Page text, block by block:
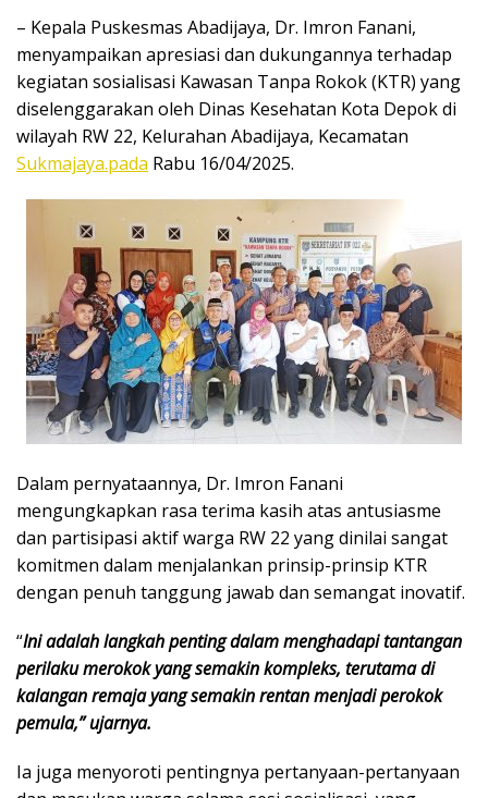
– Kepala Puskesmas Abadijaya, Dr. Imron Fanani,
menyampaikan apresiasi dan dukungannya terhadap
kegiatan sosialisasi Kawasan Tanpa Rokok (KTR) yang
diselenggarakan oleh Dinas Kesehatan Kota Depok di
wilayah RW 22, Kelurahan Abadijaya, Kecamatan
Sukmajaya.pada Rabu 16/04/2025.
Dalam pernyataannya, Dr. Imron Fanani
mengungkapkan rasa terima kasih atas antusiasme
dan partisipasi aktif warga RW 22 yang dinilai sangat
komitmen dalam menjalankan prinsip-prinsip KTR
dengan penuh tanggung jawab dan semangat inovatif.
“Ini adalah langkah penting dalam menghadapi tantangan
perilaku merokok yang semakin kompleks, terutama di
kalangan remaja yang semakin rentan menjadi perokok
pemula,” ujarnya.
Ia juga menyoroti pentingnya pertanyaan-pertanyaan